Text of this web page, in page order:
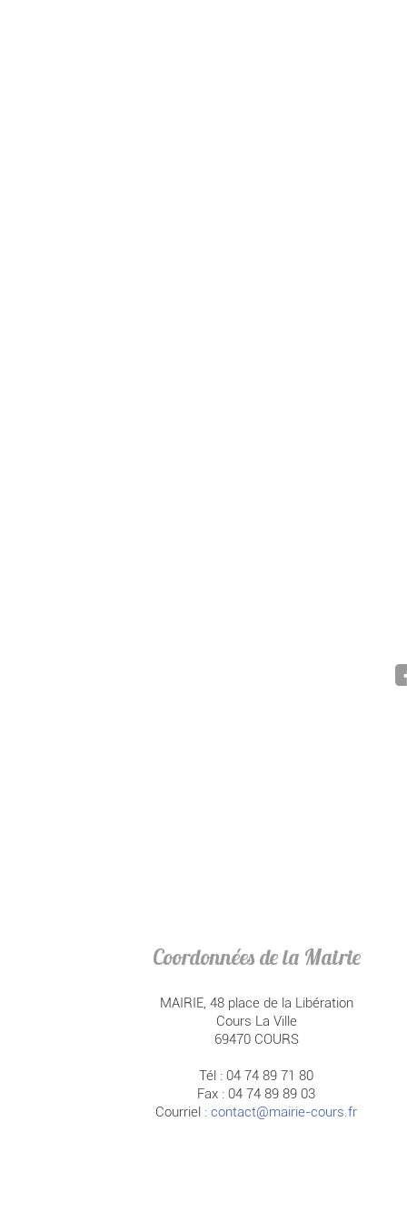
Coordonnées de la Mairie
MAIRIE, 48 place de la Libération
Cours La Ville
69470 COURS
Tél : 04 74 89 71 80
Fax : 04 74 89 89 03
Courriel : contact@mairie-cours.fr